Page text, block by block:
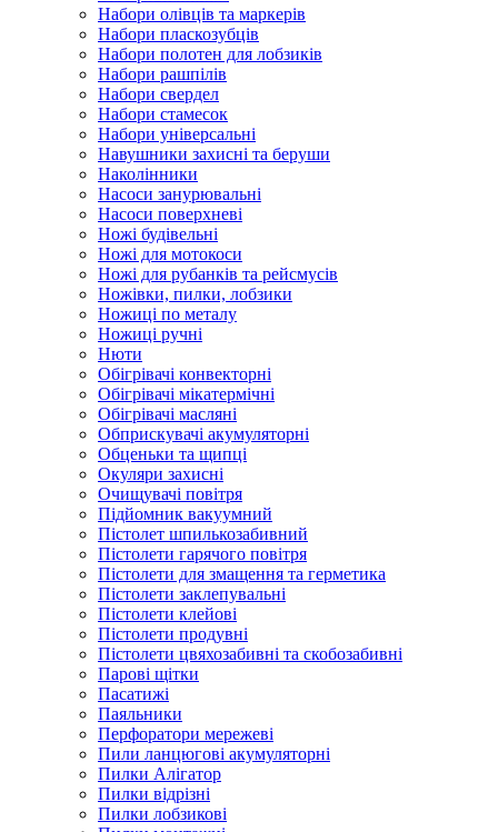
Набори олівців та маркерів
Набори пласкозубців
Набори полотен для лобзиків
Набори рашпілів
Набори свердел
Набори стамесок
Набори універсальні
Навушники захисні та беруши
Наколінники
Насоси занурювальні
Насоси поверхневі
Ножі будівельні
Ножі для мотокоси
Ножі для рубанків та рейсмусів
Ножівки, пилки, лобзики
Ножиці по металу
Ножиці ручні
Нюти
Обігрівачі конвекторні
Обігрівачі мікатермічні
Обігрівачі масляні
Обприскувачі акумуляторні
Обценьки та щипці
Окуляри захисні
Очищувачі повітря
Підйомник вакуумний
Пістолет шпилькозабивний
Пістолети гарячого повітря
Пістолети для змащення та герметика
Пістолети заклепувальні
Пістолети клейові
Пістолети продувні
Пістолети цвяхозабивні та скобозабивні
Парові щітки
Пасатижі
Паяльники
Перфоратори мережеві
Пили ланцюгові акумуляторні
Пилки Алігатор
Пилки відрізні
Пилки лобзикові